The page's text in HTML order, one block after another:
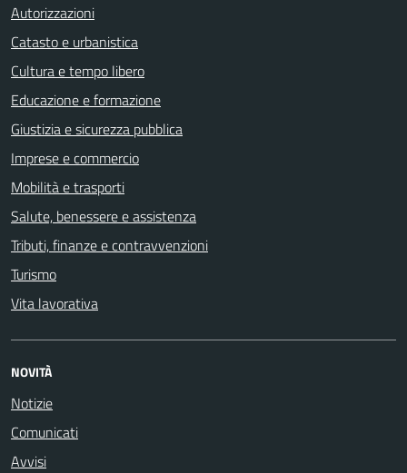
Autorizzazioni
Catasto e urbanistica
Cultura e tempo libero
Educazione e formazione
Giustizia e sicurezza pubblica
Imprese e commercio
Mobilità e trasporti
Salute, benessere e assistenza
Tributi, finanze e contravvenzioni
Turismo
Vita lavorativa
NOVITÀ
Notizie
Comunicati
Avvisi